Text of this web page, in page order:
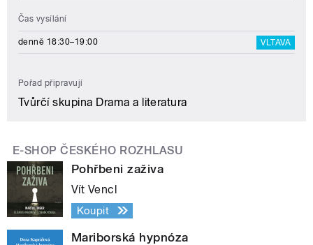
Čas vysílání
denně 18:30–19:00 VLTAVA
Pořad připravují
Tvůrčí skupina Drama a literatura
E-SHOP ČESKÉHO ROZHLASU
Pohřbeni zaživa
Vít Vencl
Koupit
Mariborská hypnóza